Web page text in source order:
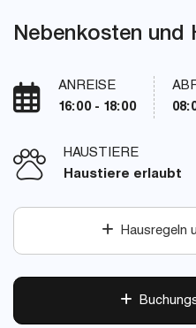
Nebenkosten und
ANREISE
16:00 - 18:00
HAUSTIERE
Haustiere erlaubt
Hausregeln